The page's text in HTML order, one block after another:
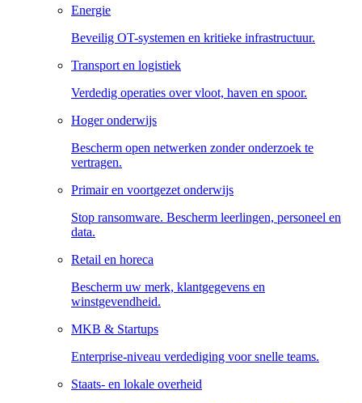
Energie
Beveilig OT-systemen en kritieke infrastructuur.
Transport en logistiek
Verdedig operaties over vloot, haven en spoor.
Hoger onderwijs
Bescherm open netwerken zonder onderzoek te
vertragen.
Primair en voortgezet onderwijs
Stop ransomware. Bescherm leerlingen, personeel en
data.
Retail en horeca
Bescherm uw merk, klantgegevens en
winstgevendheid.
MKB & Startups
Enterprise-niveau verdediging voor snelle teams.
Staats- en lokale overheid